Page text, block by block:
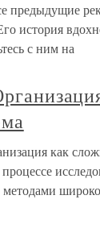
предыдущие
история
с ним на
как